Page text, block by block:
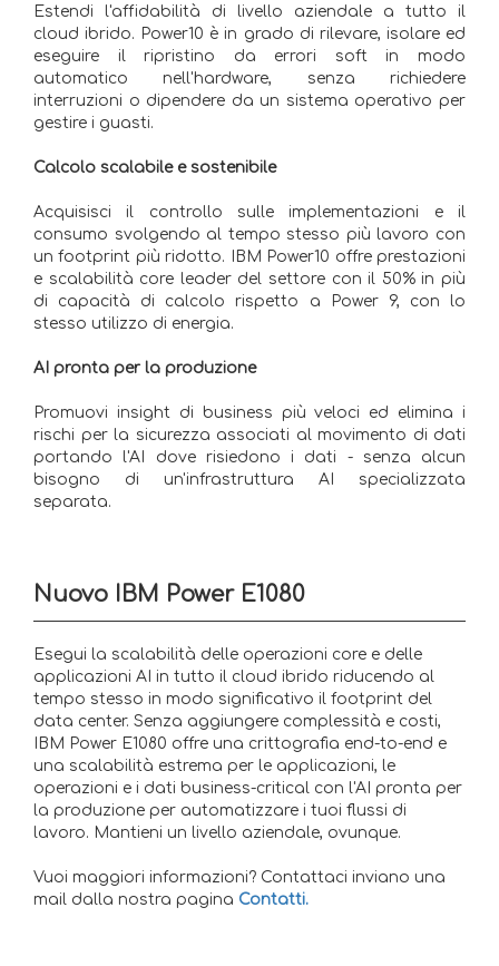
Estendi l'affidabilità di livello aziendale a tutto il
cloud ibrido. Power10 è in grado di rilevare, isolare ed
eseguire il ripristino da errori soft in modo
automatico nell'hardware, senza richiedere
interruzioni o dipendere da un sistema operativo per
gestire i guasti.
Calcolo scalabile e sostenibile
Acquisisci il controllo sulle implementazioni e il
consumo svolgendo al tempo stesso più lavoro con
un footprint più ridotto. IBM Power10 offre prestazioni
e scalabilità core leader del settore con il 50% in più
di capacità di calcolo rispetto a Power 9, con lo
stesso utilizzo di energia.
AI pronta per la produzione
Promuovi insight di business più veloci ed elimina i
rischi per la sicurezza associati al movimento di dati
portando l'AI dove risiedono i dati - senza alcun
bisogno di un'infrastruttura AI specializzata
separata.
Nuovo IBM Power E1080
Esegui la scalabilità delle operazioni core e delle
applicazioni AI in tutto il cloud ibrido riducendo al
tempo stesso in modo significativo il footprint del
data center. Senza aggiungere complessità e costi,
IBM Power E1080 offre una crittografia end-to-end e
una scalabilità estrema per le applicazioni, le
operazioni e i dati business-critical con l'AI pronta per
la produzione per automatizzare i tuoi flussi di
lavoro. Mantieni un livello aziendale, ovunque.
Vuoi maggiori informazioni? Contattaci inviano una
mail dalla nostra pagina Contatti.